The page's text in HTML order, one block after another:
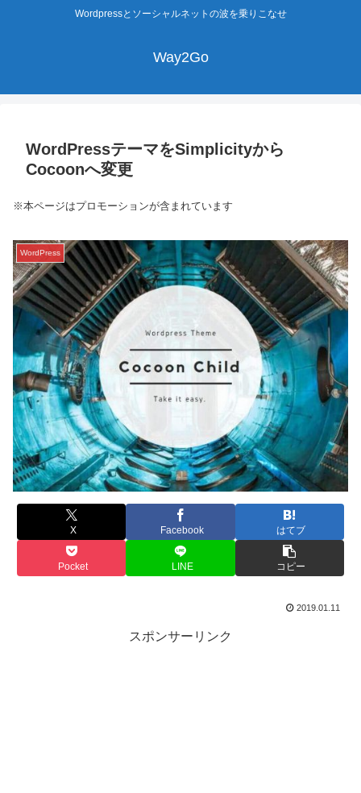
Wordpressとソーシャルネットの波を乗りこなせ
Way2Go
WordPressテーマをSimplicityから
Cocoonへ変更
※本ページはプロモーションが含まれています
WordPress
X Facebook はてブ
Pocket LINE コピー
2019.01.11
スポンサーリンク